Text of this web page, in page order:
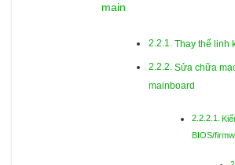
main
Thay thế linh
Sửa chữa
mainboard
BIOS/